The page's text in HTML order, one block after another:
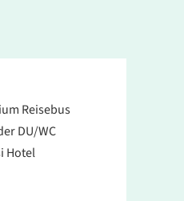
Reisebus
DU/WC
Hotel